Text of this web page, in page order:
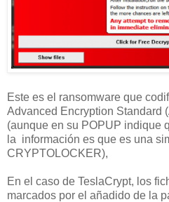
Este es el ransomware que
Advanced Encryption Standard
(aunque en su POPUP indique
la información es que es una
CRYPTOLOCKER),
En el caso de TeslaCrypt, los
marcados por el añadido de la